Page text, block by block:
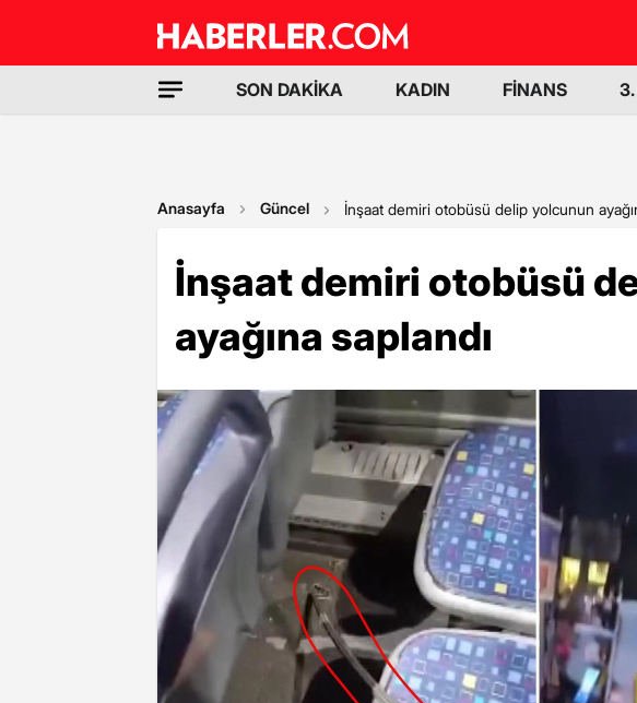
SON DAKİKA KADIN FİNANS
Anasayfa Güncel İnşaat demiri otobüsü delip yolcunun
İnşaat demiri otobüsü
ayağına saplandı